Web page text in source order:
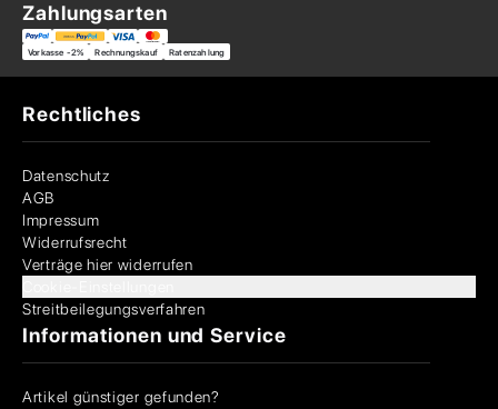
Zahlungsarten
Vorkasse -2% Rechnungskauf Ratenzahlung
Rechtliches
Datenschutz
AGB
Impressum
Widerrufsrecht
Verträge hier widerrufen
Streitbeilegungsverfahren
Informationen und Service
Artikel günstiger gefunden?